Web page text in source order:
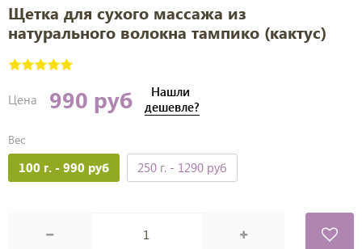
Щетка для сухого массажа из
натурального волокна тампико (кактус)
Цена 990 руб
Нашли
дешевле?
Вес
100 г. - 990 руб 250 г. - 1290 руб